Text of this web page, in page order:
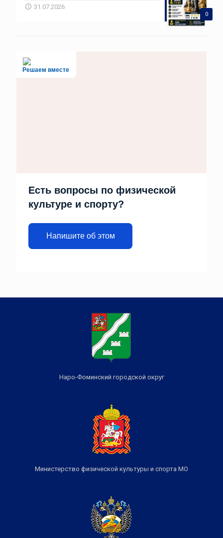
0
31.07.2026
Решаем вместе
Есть вопросы по физической
культуре и спорту?
Напишите об этом
Наро-Фоминский городской округ
Министерство физической культуры и спорта МО